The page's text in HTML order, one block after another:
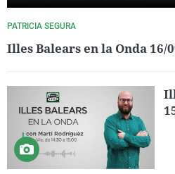
PATRICIA SEGURA
Illes Balears en la Onda 16/